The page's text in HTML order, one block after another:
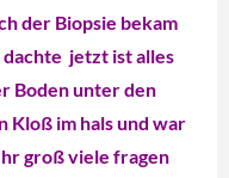
der Biopsie bekam
jetzt ist alles
Boden unter den
Kloß im hals und war
groß viele fragen